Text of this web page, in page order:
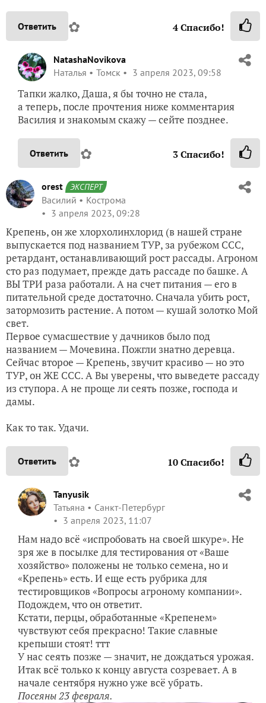
Ответить ✿ 4Спасибо!
NatashaNovikova
Наталья
Томск 3 апреля 2023, 09:58
Тапки жалко, Даша, я бы точно не стала,
а теперь, после прочтения ниже комментария
Василия и знакомым скажу — сейте позднее.
Ответить ✿ 3Спасибо!
orest ЭКСПЕРТ
Василий
Кострома
3 апреля 2023, 09:28
Крепень, он же хлорхолинхлорид (в нашей стране
выпускается под названием ТУР, за рубежом ССС,
ретардант, останавливающий рост рассады. Агроном
сто раз подумает, прежде дать рассаде по башке. А
ВЫ ТРИ раза работали. А на счет питания — его в
питательной среде достаточно. Сначала убить рост,
затормозить растение. А потом — кушай золотко Мой
свет.
Первое сумасшествие у дачников было под
названием — Мочевина. Пожгли знатно деревца.
Сейчас второе — Крепень, звучит красиво — но это
ТУР, он ЖЕ ССС. А Вы уверены, что выведете рассаду
из ступора. А не проще ли сеять позже, господа и
дамы.
Как то так. Удачи.
Ответить ✿ 10Спасибо!
Tanyusik
Татьяна
Санкт-Петербург
3 апреля 2023, 11:07
Нам надо всё «испробовать на своей шкуре». Не
зря же в посылке для тестирования от «Ваше
хозяйство» положены не только семена, но и
«Крепень» есть. И еще есть рубрика для
тестировщиков «Вопросы агроному компании».
Подождем, что он ответит.
Кстати, перцы, обработанные «Крепенем»
чувствуют себя прекрасно! Такие славные
крепыши стоят! ттт
У нас сеять позже — значит, не дождаться урожая.
Итак всё только к концу августа созревает. А в
начале сентября нужно уже всё убрать.
Посеяны 23 февраля.